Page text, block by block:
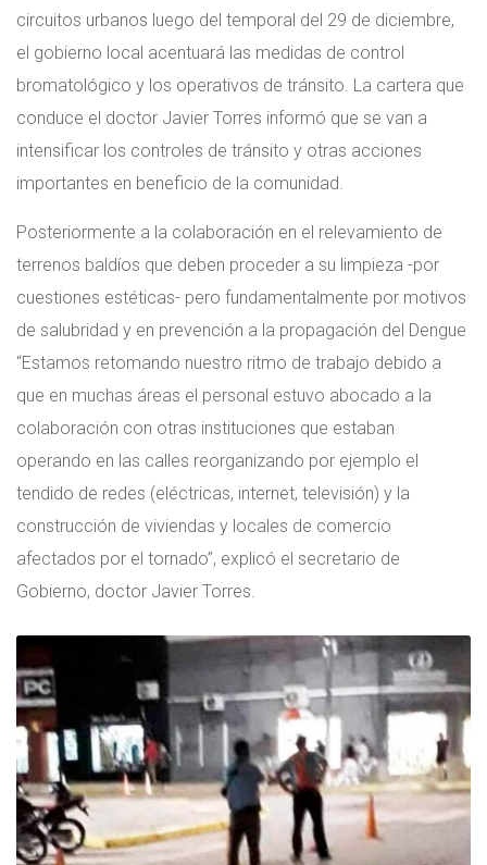
circuitos urbanos luego del temporal del 29 de diciembre,
el gobierno local acentuará las medidas de control
bromatológico y los operativos de tránsito. La cartera que
conduce el doctor Javier Torres informó que se van a
intensificar los controles de tránsito y otras acciones
importantes en beneficio de la comunidad.
Posteriormente a la colaboración en el relevamiento de
terrenos baldíos que deben proceder a su limpieza -por
cuestiones estéticas- pero fundamentalmente por motivos
de salubridad y en prevención a la propagación del Dengue
“Estamos retomando nuestro ritmo de trabajo debido a
que en muchas áreas el personal estuvo abocado a la
colaboración con otras instituciones que estaban
operando en las calles reorganizando por ejemplo el
tendido de redes (eléctricas, internet, televisión) y la
construcción de viviendas y locales de comercio
afectados por el tornado”, explicó el secretario de
Gobierno, doctor Javier Torres.